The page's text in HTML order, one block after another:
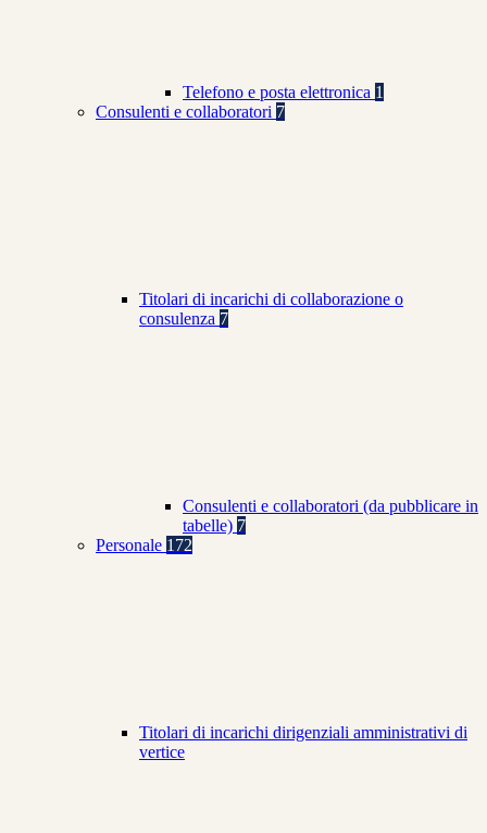
Telefono e posta elettronica 1
Consulenti e collaboratori 7
Titolari di incarichi di collaborazione o
consulenza 7
Consulenti e collaboratori (da pubblicare in
tabelle) 7
Personale 172
Titolari di incarichi dirigenziali amministrativi di
vertice